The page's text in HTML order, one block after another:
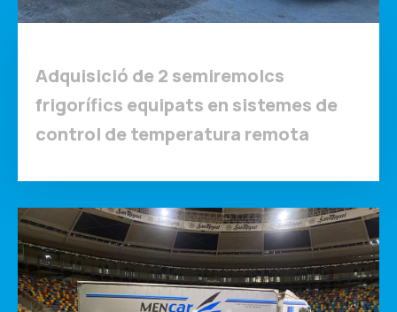
Adquisició de 2 semiremolcs
frigorífics equipats en sistemes de
control de temperatura remota